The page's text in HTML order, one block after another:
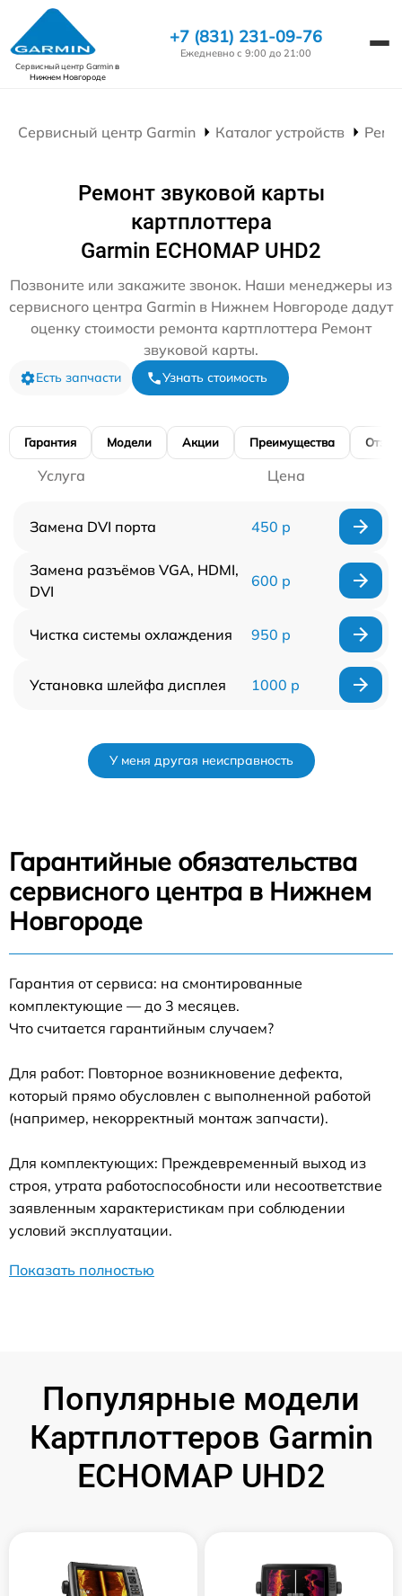
Сервисный центр Garminв
Нижнем Новгороде
+7 (831) 231-09-76
Ежедневно с 9:00 до 21:00
Сервисный центр Garmin Каталог устройств
Ремонт звуковой карты
картплоттера
Garmin ECHOMAP UHD2
Позвоните или закажите звонок. Наши менеджеры из
сервисного центра Garmin в Нижнем Новгороде дадут
оценку стоимости ремонта картплоттера Ремонт
звуковой карты.
Есть запчасти Узнать стоимость
Гарантия Модели Акции Преимущества
Услуга Цена
Замена DVI порта 450 р
Замена разъёмов VGA, HDMI,
DVI
600 р
Чистка системы охлаждения 950 р
Установка шлейфа дисплея 1000 р
У меня другая неисправность
Гарантийные обязательства
сервисного центра в Нижнем
Новгороде
Гарантия от сервиса: на смонтированные
комплектующие — до 3 месяцев.
Что считается гарантийным случаем?
Для работ: Повторное возникновение дефекта,
который прямо обусловлен с выполненной работой
(например, некорректный монтаж запчасти).
Для комплектующих: Преждевременный выход из
строя, утрата работоспособности или несоответствие
заявленным характеристикам при соблюдении
условий эксплуатации.
Показать полностью
Популярные модели
Картплоттеров Garmin
ECHOMAP UHD2